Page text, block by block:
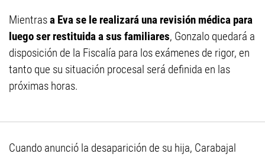
Mientrasa Eva se le realizará una revisión médica para
luego ser restituida a sus familiares, Gonzalo quedará a
disposición de la Fiscalía para los exámenes de rigor, en
tanto que su situación procesal será definida en las
próximas horas.
Cuando anunció la desaparición de su hija, Carabajal